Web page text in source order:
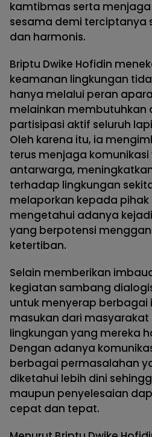
kamtibmas serta
sesama demi terciptanya
dan harmonis.
Briptu Dwike Hofidin
keamanan lingkungan
hanya melalui peran
melainkan membutuhkan
partisipasi aktif seluruh
Oleh karena itu, ia
terus menjaga
antarwarga,
terhadap lingkungan
melaporkan kepada
mengetahui adanya
yang berpotensi
ketertiban.
Selain memberikan
kegiatan sambang
untuk menyerap berbagai
masukan dari masyarakat
lingkungan yang mereka
Dengan adanya
berbagai permasalahan
diketahui lebih dini
maupun penyelesaian
cepat dan tepat.